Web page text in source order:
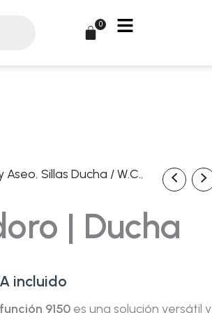
0
Carrito
Aseo, Sillas Ducha / W.C.,
| Ducha
incluido
9150es una solución versátil y